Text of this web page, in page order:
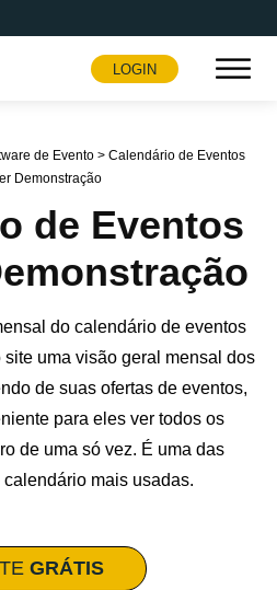
LOGIN
de Evento > Calendário de Eventos
Demonstração
de Eventos
do calendário de eventos
uma visão geral mensal dos
de suas ofertas de eventos,
para eles ver todos os
de uma só vez. É uma das
mais usadas.
GRÁTIS